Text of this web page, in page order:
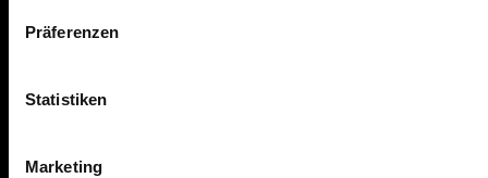
Präferenzen
Statistiken
Marketing